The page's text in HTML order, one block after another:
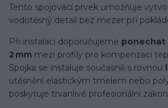
Tento spojovací prvek umožňuje
vodotěsný detail bez mezer při
Při instalaci doporučujeme ponechat
2 mm mezi profily pro kompenzaci
Spojka se instaluje současně s rovnou
utěsnění elastickým tmelem nebo
poskytuje trvanlivé profesionální